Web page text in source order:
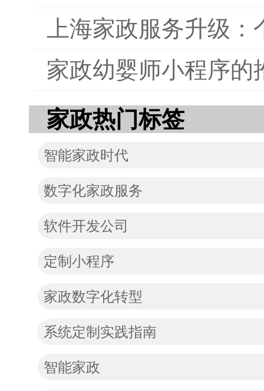
上海家政服务升级
家政幼婴师小程序的
家政热门标签
智能家政时代
数字化家政服务
软件开发公司
定制小程序
家政数字化转型
系统定制实践指南
智能家政